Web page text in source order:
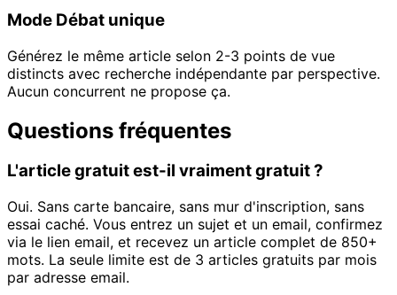
Mode Débat unique
Générez le même article selon 2-3 points de vue
distincts avec recherche indépendante par perspective.
Aucun concurrent ne propose ça.
Questions fréquentes
L'article gratuit est-il vraiment gratuit ?
Oui. Sans carte bancaire, sans mur d'inscription, sans
essai caché. Vous entrez un sujet et un email, confirmez
via le lien email, et recevez un article complet de 850+
mots. La seule limite est de 3 articles gratuits par mois
par adresse email.